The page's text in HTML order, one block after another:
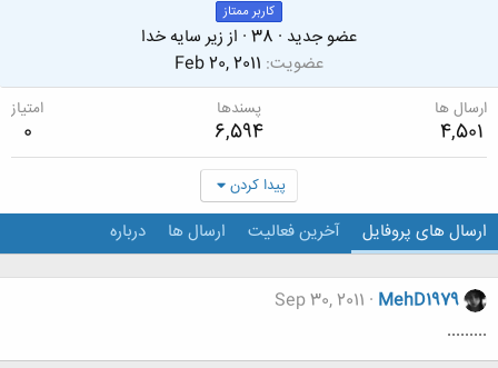
کاربر ممتاز
عضو جدید ·
· از زیر سایه خدا
عضویت Feb 20, 2011
ارسال ها
4,501
پسندها
6,594
امتیاز
0
پیدا کردن
ارسال های پروفایل آخرین فعالیت ارسال ها درباره
MehD1979
Sep 30, 2011
.........